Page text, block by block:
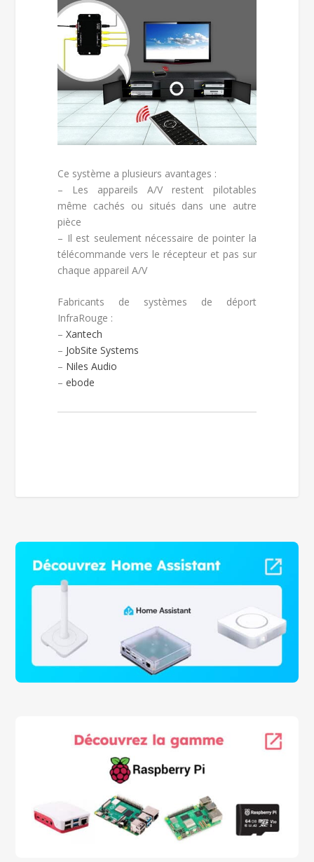
Ce système a plusieurs avantages :
– Les appareils A/V restent pilotables
même cachés ou situés dans une autre
pièce
– Il est seulement nécessaire de pointer la
télécommande vers le récepteur et pas sur
chaque appareil A/V
Fabricants de systèmes de déport
InfraRouge :
–Xantech
– JobSite Systems
– Niles Audio
–ebode